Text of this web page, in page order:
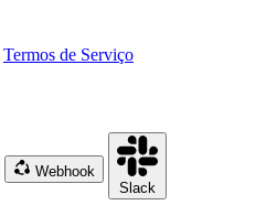
Termos de Serviço
Webhook
Slack